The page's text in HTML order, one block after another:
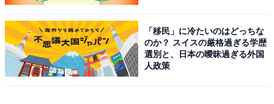
1位：はいだしょうこ
「移民」に冷たいのはどっちな
のか？ スイスの厳格過ぎる学歴
選別と、日本の曖昧過ぎる外国
人政策